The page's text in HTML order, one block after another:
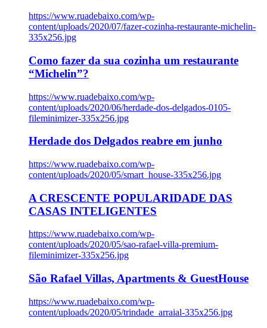
https://www.ruadebaixo.com/wp-
content/uploads/2020/07/fazer-cozinha-restaurante-michelin-
335x256.jpg
Como fazer da sua cozinha um restaurante
“Michelin”?
https://www.ruadebaixo.com/wp-
content/uploads/2020/06/herdade-dos-delgados-0105-
fileminimizer-335x256.jpg
Herdade dos Delgados reabre em junho
https://www.ruadebaixo.com/wp-
content/uploads/2020/05/smart_house-335x256.jpg
A CRESCENTE POPULARIDADE DAS
CASAS INTELIGENTES
https://www.ruadebaixo.com/wp-
content/uploads/2020/05/sao-rafael-villa-premium-
fileminimizer-335x256.jpg
São Rafael Villas, Apartments & GuestHouse
https://www.ruadebaixo.com/wp-
content/uploads/2020/05/trindade_arraial-335x256.jpg